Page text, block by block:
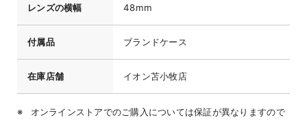
レンズの横幅 48mm
付属品 ブランドケース
在庫店舗 イオン苫小牧店
オンラインストアでのご購入については保証が異なりますので